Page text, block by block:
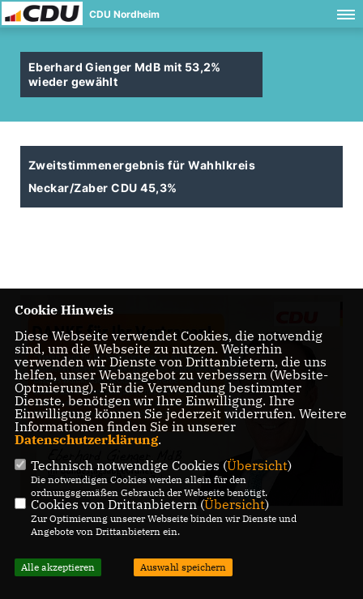
CDU Nordheim
Eberhard Gienger MdB mit 53,2%
wieder gewählt
Zweitstimmenergebnis für Wahhlkreis
Neckar/Zaber CDU 45,3%
Cookie Hinweis
Diese Webseite verwendet Cookies, die notwendig
sind, um die Webseite zu nutzen. Weiterhin
verwenden wir Dienste von Drittanbietern, die uns
helfen, unser Webangebot zu verbessern (Website-
Optmierung). Für die Verwendung bestimmter
Dienste, benötigen wir Ihre Einwilligung. Ihre
Einwilligung können Sie jederzeit widerrufen. Weitere
Informationen finden Sie in unserer
Datenschutzerklärung.
Technisch notwendige Cookies (Übersicht)
Die notwendigen Cookies werden allein für den
ordnungsgemäßen Gebrauch der Webseite benötigt.
Cookies von Drittanbietern (Übersicht)
Zur Optimierung unserer Webseite binden wir Dienste und
Angebote von Drittanbietern ein.
Alle akzeptieren Auswahl speichern